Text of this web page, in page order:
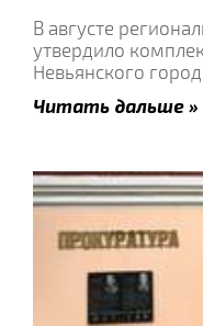
В августе
утвердило
Невьянского
Читать дальше »